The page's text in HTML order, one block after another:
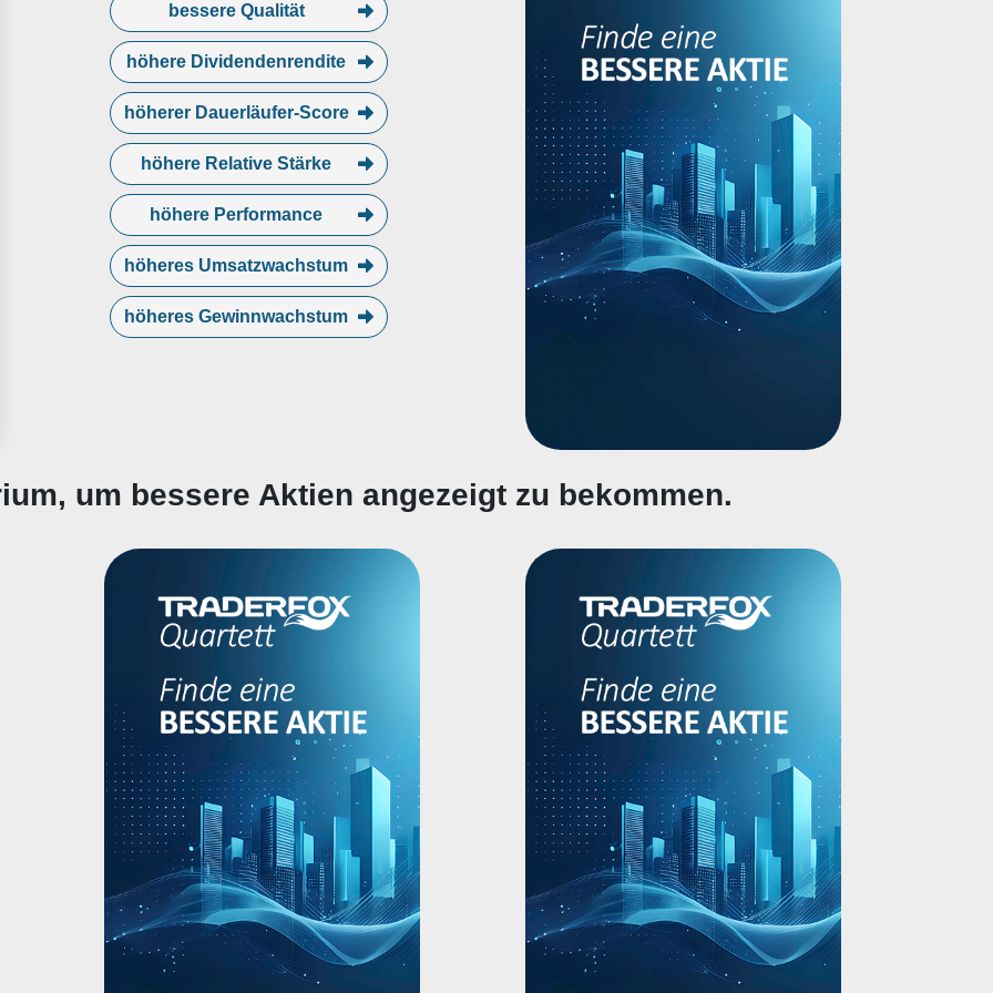
bessere Qualität
höhere Dividendenrendite
höherer Dauerläufer-Score
höhere Relative Stärke
höhere Performance
höheres Umsatzwachstum
höheres Gewinnwachstum
um bessere Aktien angezeigt zu bekommen.